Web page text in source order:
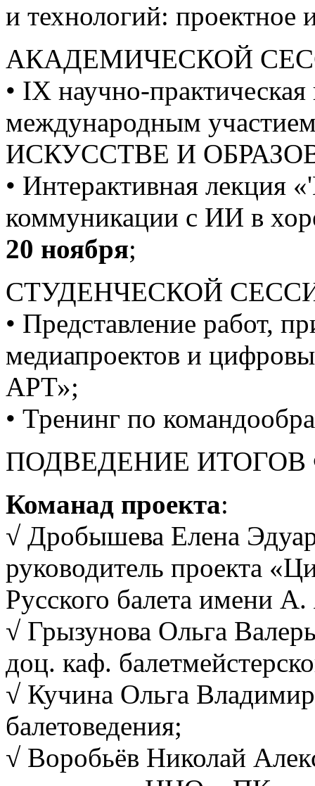
и технологий: проектное
АКАДЕМИЧЕСКОЙ
• IХ научно-
международным
ИСКУССТВЕ И
• Интерактивная лекция
коммуникации с ИИ в
20 ноября;
СТУДЕНЧЕСКОЙ
• Представление работ,
медиапроектов и
АРТ»;
• Тренинг по
ПОДВЕДЕНИЕ
Команад проекта:
√ Дробышева Елена
руководитель проекта
Русского балета имени
√ Грызунова Ольга
доц. каф.
√ Кучина Ольга
балетоведения;
√ Воробьёв Николай